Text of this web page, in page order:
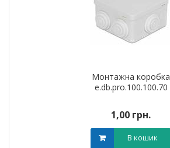
Монтажна коробка
e.db.pro.100.100.70
1,00 грн.
В кошик